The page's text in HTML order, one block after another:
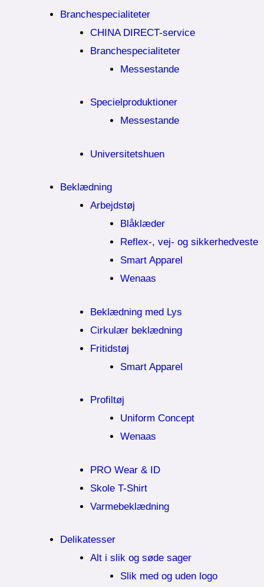
Branchespecialiteter
CHINA DIRECT-service
Branchespecialiteter
Messestande
Specielproduktioner
Messestande
Universitetshuen
Beklædning
Arbejdstøj
Blåklæder
Reflex-, vej- og sikkerhedveste
Smart Apparel
Wenaas
Beklædning med Lys
Cirkulær beklædning
Fritidstøj
Smart Apparel
Profiltøj
Uniform Concept
Wenaas
PRO Wear & ID
Skole T-Shirt
Varmebeklædning
Delikatesser
Alt i slik og søde sager
Slik med og uden logo